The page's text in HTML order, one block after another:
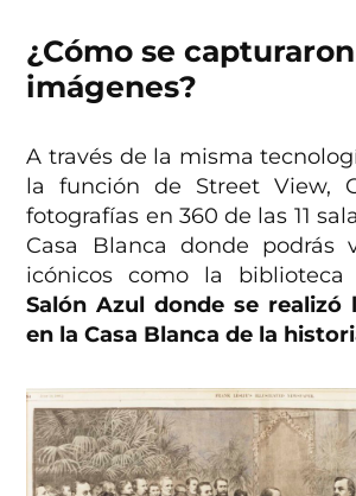
¿Cómo se
imágenes?
A través de la misma
la función de Street View,
fotografías en 360 de las 11
Casa Blanca donde podrás
icónicos como la biblioteca
Salón Azul donde se realizó
en la Casa Blanca de la